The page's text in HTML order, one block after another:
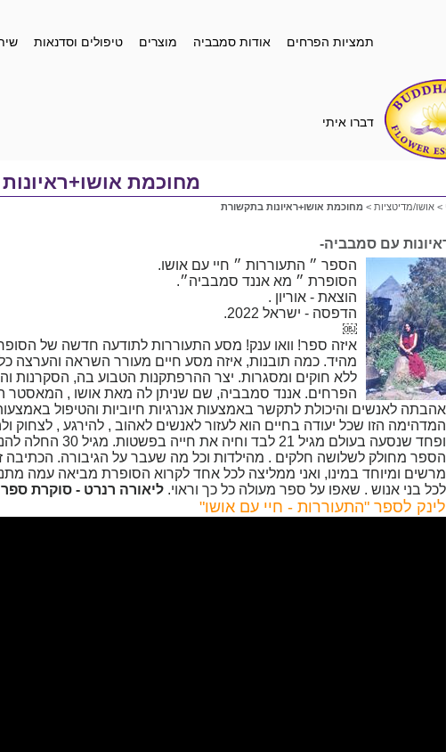
תמציות הפרחים אודות סמבביה מוצרים טיפולים וסדנאות
דברו איתי
מחוכמת
> אושו/מדיטציות > מחוכמת אושו+ראיונות בתקשורת
עם סמבביה-
הספר ״ התעוררות ״ חיי עם אושו.
הסופרת ״ מא אננד סמבביה״.
הוצאת - אוריון .
הדפסה - ישראל 2022.
￼
איזה ספר! וואו ענק! מסע התעוררות לתודעה חדשה של
מהיד. כמה תובנות, איזה מסע חיים מעורר השראה והערצה
ללא חוקים ומסגרות. יצר ההרפתקנות הטבוע בה, הסקרנות
הפרחים. אננד סמבביה, שם שניתן לה מאת אושו , המאסטר
אהבתה לאנשים והיכולת לתקשר באמצעות אנרגיות חיוביות והטיפול
המדהימה הזו שכל יעודה בחיים הוא לעזור לאנשים לאהוב , להירגע ,
ופחד שנסעה בעולם מגיל 21 לבד וחיה את חייה בפשטות. מגיל 30 החלה להנחות סדנאות הילינג, מדיטציה, מודעות עצמית וטנטרה.
הספר מחולק לשלושה חלקים . מהילדות וכל מה שעבר על הגיבורה. הכתיבה
מרשים ומיוחד במינו, ואני ממליצה לכל אחד לקרוא הסופרת מביאה עמה
לכל בני אנוש . שאפו על ספר מעולה כל כך וראוי. ליאורה רנרט - סוקרת
לינק לספר "התעוררות - חיי עם אושו"